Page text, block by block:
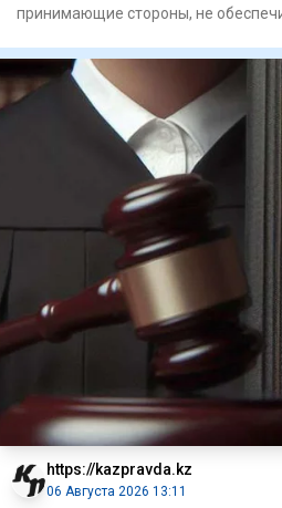
принимающие стороны, не
https://kazpravda.kz
06 Августа 2026 13:11